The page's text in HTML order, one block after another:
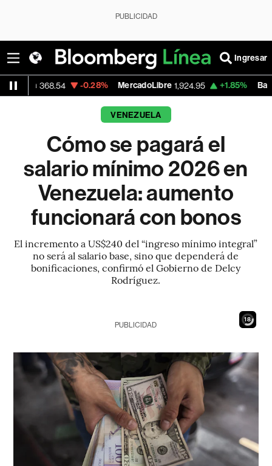
PUBLICIDAD
Ingresar
-0.28% MercadoLibre 1,924.95 +1.85% Banco de Bogota
VENEZUELA
Cómo se pagará el
salario mínimo 2026 en
Venezuela: aumento
funcionará con bonos
El incremento a US$240 del “ingreso mínimo integral”
no será al salario base, sino que dependerá de
bonificaciones, confirmó el Gobierno de Delcy
Rodríguez.
16
PUBLICIDAD